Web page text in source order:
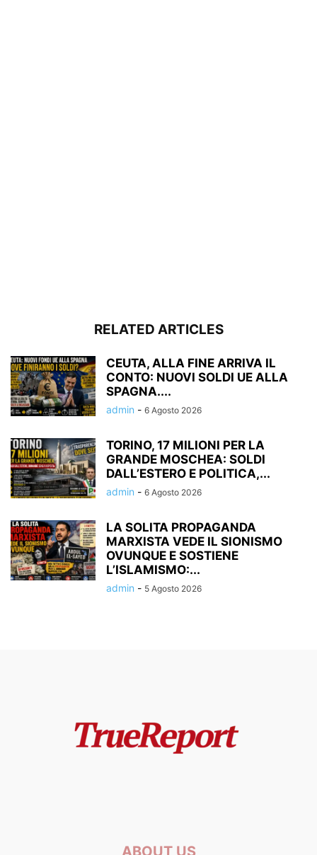
RELATED ARTICLES
CEUTA, ALLA FINE ARRIVA IL
CONTO: NUOVI SOLDI UE ALLA
SPAGNA....
admin - 6 Agosto 2026
TORINO, 17 MILIONI PER LA
GRANDE MOSCHEA: SOLDI
DALL’ESTERO E POLITICA,...
admin - 6 Agosto 2026
LA SOLITA PROPAGANDA
MARXISTA VEDE IL SIONISMO
OVUNQUE E SOSTIENE
L’ISLAMISMO:...
admin - 5 Agosto 2026
ABOUT US